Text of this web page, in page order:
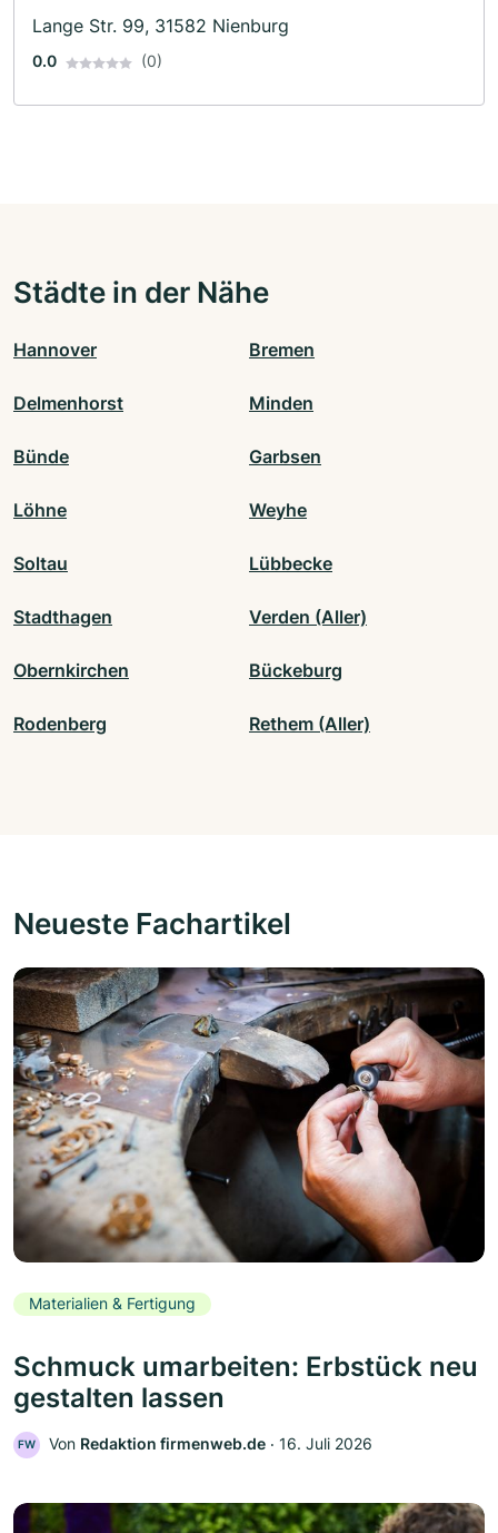
Lange Str. 99, 31582 Nienburg
0.0 (0)
Städte in der Nähe
Hannover Bremen
Delmenhorst Minden
Bünde Garbsen
Löhne Weyhe
Soltau Lübbecke
Stadthagen Verden (Aller)
Obernkirchen Bückeburg
Rodenberg Rethem (Aller)
Neueste Fachartikel
Materialien & Fertigung
Schmuck umarbeiten: Erbstück neu
gestalten lassen
FW Von Redaktion firmenweb.de ‧ 16. Juli 2026